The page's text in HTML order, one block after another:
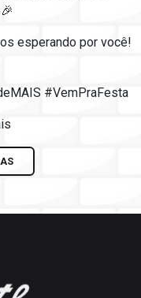
esperando por você!
#VemPraFesta